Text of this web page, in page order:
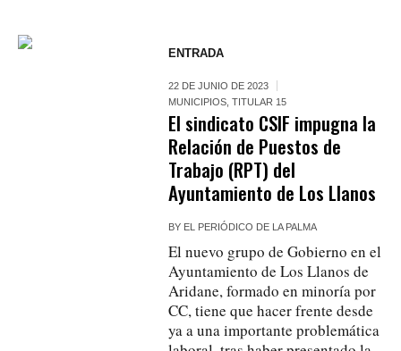
ENTRADA
22 DE JUNIO DE 2023
MUNICIPIOS ,TITULAR 15
El sindicato CSIF impugna la
Relación de Puestos de
Trabajo (RPT) del
Ayuntamiento de Los Llanos
BY EL PERIÓDICO DE LA PALMA
El nuevo grupo de Gobierno en el
Ayuntamiento de Los Llanos de
Aridane, formado en minoría por
CC, tiene que hacer frente desde
ya a una importante problemática